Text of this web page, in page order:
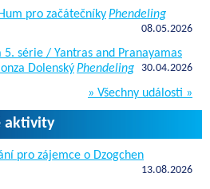
pro začátečníkyPhendeling
08.05.2026
série / Yantras and Pranayamas
DolenskýPhendeling 30.04.2026
» Všechny události »
aktivity
pro zájemce o Dzogchen
13.08.2026